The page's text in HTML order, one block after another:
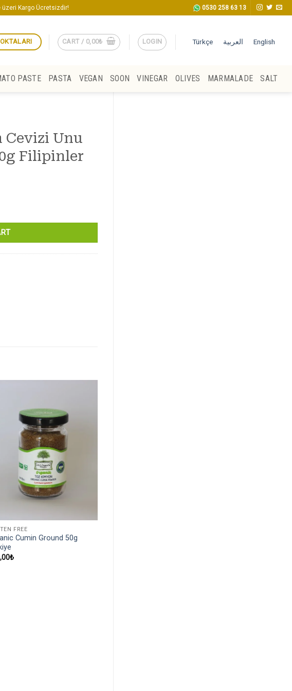
üzeri Kargo Ücretsizdir! 0530 258 63 13
CART / 0,00₺ LOGIN Türkçe العربية English
PASTE PASTA VEGAN SOON VINEGAR OLIVES MARMALADE SALT
Unu
Filipinler
40g Filipinler quantity
FREE
Cumin Ground 50g
₺